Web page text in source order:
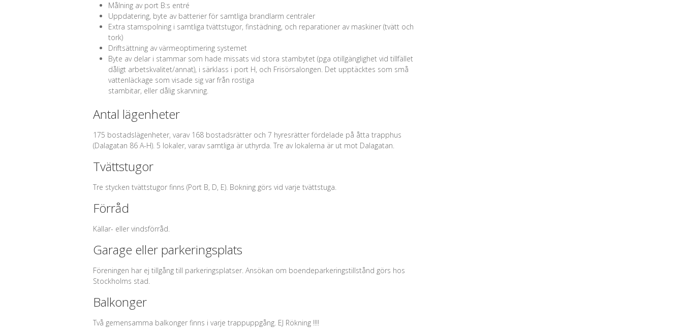
Målning av port B:s entré
Uppdatering, byte av batterier för samtliga brandlarm centraler
Extra stamspolning i samtliga tvättstugor, finstädning, och reparationer av maskiner (tvätt och
tork)
Driftsättning av värmeoptimering systemet
Byte av delar i stammar som hade missats vid stora stambytet (pga otillgänglighet vid tillfället
dåligt arbetskvalitet/annat), i särklass i port H, och Frisörsalongen. Det upptäcktes som små
vattenläckage som visade sig var från rostiga
stambitar, eller dålig skarvning.
Antal lägenheter
175 bostadslägenheter, varav 168 bostadsrätter och 7 hyresrätter fördelade på åtta trapphus
(Dalagatan 86 A-H). 5 lokaler, varav samtliga är uthyrda. Tre av lokalerna är ut mot Dalagatan.
Tvättstugor
Tre stycken tvättstugor finns (Port B, D, E). Bokning görs vid varje tvättstuga.
Förråd
Källar- eller vindsförråd.
Garage eller parkeringsplats
Föreningen har ej tillgång till parkeringsplatser. Ansökan om boendeparkeringstillstånd görs hos
Stockholms stad.
Balkonger
Två gemensamma balkonger finns i varje trappuppgång. EJ Rökning !!!!